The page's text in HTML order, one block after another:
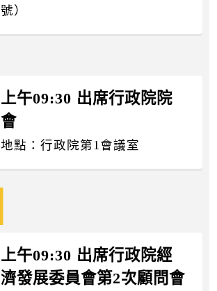
號）
上午09:30 出席行政院院
會
地點：行政院第1會議室
上午09:30 出席行政院經
濟發展委員會第2次顧問會